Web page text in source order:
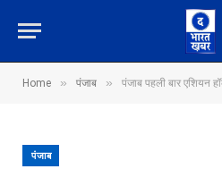
Home » पंजाब » पंजाब पहली बार एशियन
पंजाब